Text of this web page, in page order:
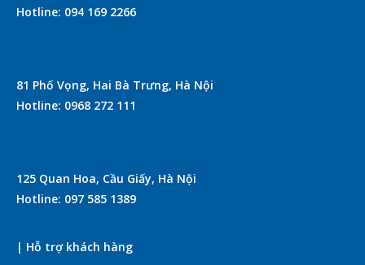
Hotline: 094 169 2266
81 Phố Vọng, Hai Bà Trưng, Hà Nội
Hotline: 0968 272 111
125 Quan Hoa, Cầu Giấy, Hà Nội
Hotline: 097 585 1389
| Hỗ trợ khách hàng